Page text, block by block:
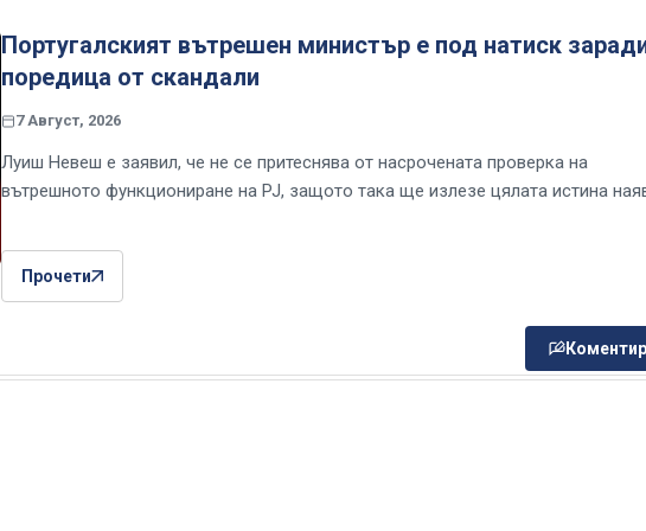
Португалският вътрешен министър е под натиск
поредица от скандали
7 Август, 2026
Луиш Невеш е заявил, че не се притеснява от насрочената проверка на
вътрешното функциониране на PJ, защото така ще излезе цялата истина
Прочети